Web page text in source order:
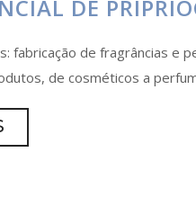
DE
fabricação de fragrâncias e
de cosméticos a